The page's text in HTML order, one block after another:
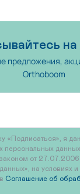
на
предложения,
Orthoboom
«Подписаться», я
персональных
от
на условиях и
Соглашение об